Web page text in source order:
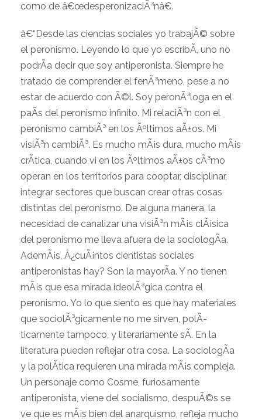
como de â€œdesperonizaciÃ³nâ€.
â€“Desde las ciencias sociales yo trabajÃ© sobre
el peronismo. Leyendo lo que yo escribÃ­, uno no
podrÃ­a decir que soy antiperonista. Siempre he
tratado de comprender el fenÃ³meno, pese a no
estar de acuerdo con Ã©l. Soy peronÃ³loga en el
paÃ­s del peronismo infinito. Mi relaciÃ³n con el
peronismo cambiÃ³ en los Ãºltimos aÃ±os. Mi
visiÃ³n cambiÃ³. Es mucho mÃ¡s dura, mucho mÃ¡s
crÃ­tica, cuando vi en los Ãºltimos aÃ±os cÃ³mo
operan en los territorios para cooptar, disciplinar,
integrar sectores que buscan crear otras cosas
distintas del peronismo. De alguna manera, la
necesidad de canalizar una visiÃ³n mÃ¡s clÃ¡sica
del peronismo me lleva afuera de la sociologÃ­a.
AdemÃ¡s, Â¿cuÃ¡ntos cientistas sociales
antiperonistas hay? Son la mayorÃ­a. Y no tienen
mÃ¡s que esa mirada ideolÃ³gica contra el
peronismo. Yo lo que siento es que hay materiales
que sociolÃ³gicamente no me sirven, polÃ­
ticamente tampoco, y literariamente sÃ­. En la
literatura pueden reflejar otra cosa. La sociologÃ­a
y la polÃ­tica requieren una mirada mÃ¡s compleja.
Un personaje como Cosme, furiosamente
antiperonista, viene del socialismo, despuÃ©s se
ve que es mÃ¡s bien del anarquismo, refleja mucho